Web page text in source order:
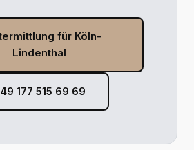
für Köln-
Lindenthal
177 515 69 69